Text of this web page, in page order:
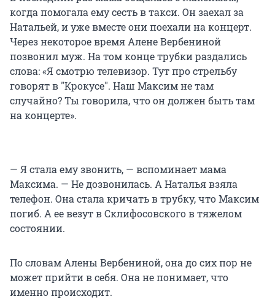
когда помогала ему сесть в такси. Он заехал за
Натальей, и уже вместе они поехали на концерт.
Через некоторое время Алене Вербениной
позвонил муж. На том конце трубки раздались
слова: «Я смотрю телевизор. Тут про стрельбу
говорят в "Крокусе". Наш Максим не там
случайно? Ты говорила, что он должен быть там
на концерте».
— Я стала ему звонить, — вспоминает мама
Максима. — Не дозвонилась. А Наталья взяла
телефон. Она стала кричать в трубку, что Максим
погиб. А ее везут в Склифосовского в тяжелом
состоянии.
По словам Алены Вербениной, она до сих пор не
может прийти в себя. Она не понимает, что
именно происходит.